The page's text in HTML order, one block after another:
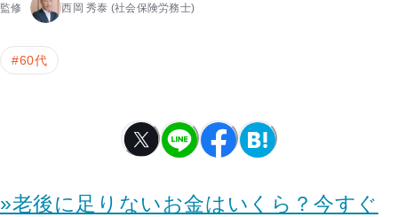
監修 西岡 秀泰 (社会保険労務士)
#60代
»老後に足りないお金はいくら？今すぐ